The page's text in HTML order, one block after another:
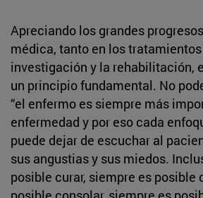
Apreciando los grandes
médica, tanto en los
investigación y la rehabilitación,
un principio fundamental. No
“el enfermo es siempre más
enfermedad y por eso cada
puede dejar de escuchar al
sus angustias y sus miedos.
posible curar, siempre es posible